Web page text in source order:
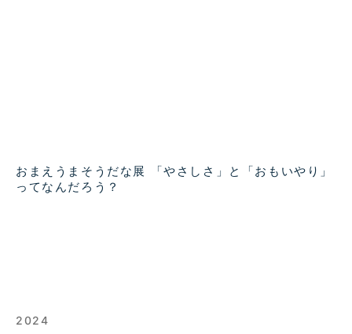
おまえうまそうだな展 「やさしさ」と「おもいやり」
ってなんだろう？
2024